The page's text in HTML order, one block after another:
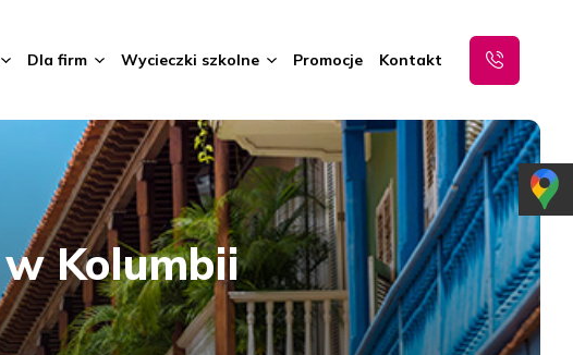
Dla firm Wycieczki szkolne Promocje Kontakt
Kolumbii